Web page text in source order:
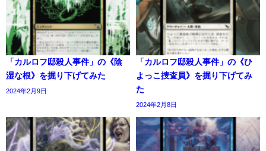
「カルロフ邸殺人事件」の《陰
湿な根》を掘り下げてみた
2024年2月9日
「カルロフ邸殺人事件」の《ひ
よっこ捜査員》を掘り下げてみ
た
2024年2月8日